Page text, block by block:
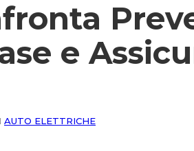
e
AUTO ELETTRICHE